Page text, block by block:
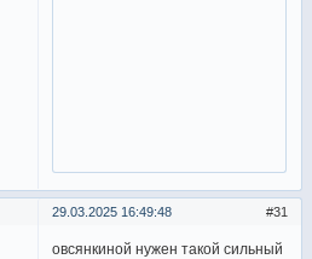
31
29.03.2025 16:49:48
овсянкиной нужен такой сильный